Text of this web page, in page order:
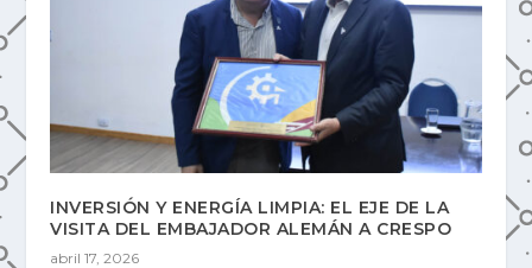
INVERSIÓN Y ENERGÍA LIMPIA: EL EJE DE LA
VISITA DEL EMBAJADOR ALEMÁN A CRESPO
abril 17, 2026